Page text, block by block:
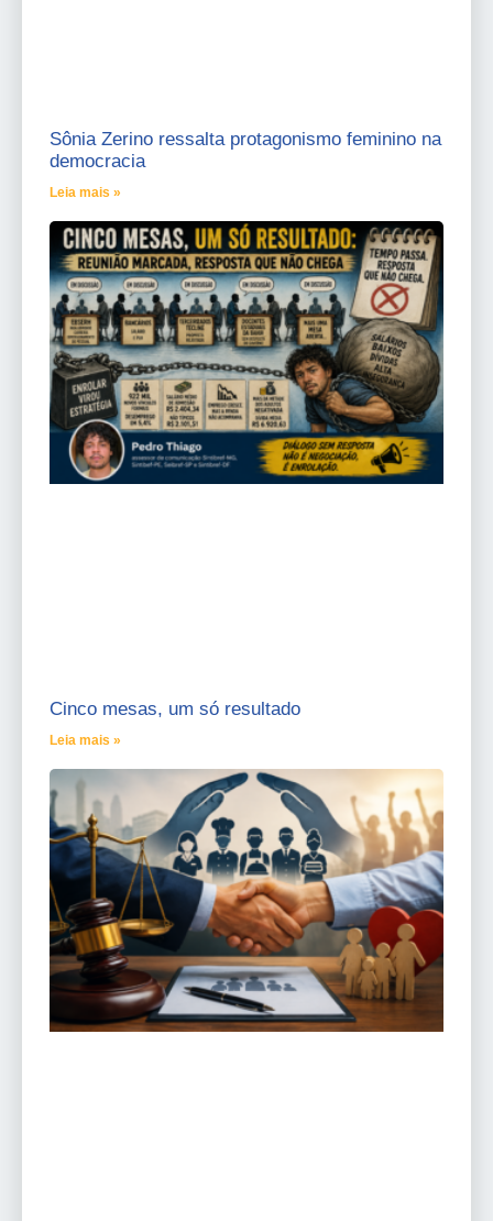
Sônia Zerino ressalta protagonismo feminino na
democracia
Leia mais »
Cinco mesas, um só resultado
Leia mais »